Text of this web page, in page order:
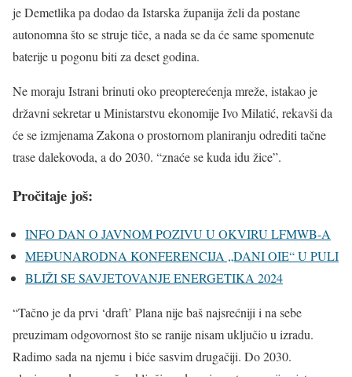
je Demetlika pa dodao da Istarska županija želi da postane
autonomna što se struje tiče, a nada se da će same spomenute
baterije u pogonu biti za deset godina.
Ne moraju Istrani brinuti oko preopterećenja mreže, istakao je
državni sekretar u Ministarstvu ekonomije Ivo Milatić, rekavši da
će se izmjenama Zakona o prostornom planiranju odrediti tačne
trase dalekovoda, a do 2030. “znaće se kuda idu žice”.
Pročitaje još:
INFO DAN O JAVNOM POZIVU U OKVIRU LFMWB-A
MEĐUNARODNA KONFERENCIJA „DANI OIE“ U PULI
BLIŽI SE SAVJETOVANJE ENERGETIKA 2024
“Tačno je da prvi ‘draft’ Plana nije baš najsrećniji i na sebe
preuzimam odgovornost što se ranije nisam uključio u izradu.
Radimo sada na njemu i biće sasvim drugačiji. Do 2030.